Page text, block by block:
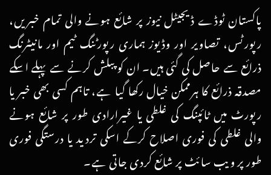
پاکستان ٹوڈے ڈیجیٹل نیوز پر شائع ہونے والی تمام خبریں،
رپورٹس، تصاویر اور وڈیوز ہماری رپورٹنگ ٹیم اور مانیٹرنگ
ذرائع سے حاصل کی گئی ہیں۔ ان کو پبلش کرنے سے پہلے اسکے
مصدقہ ذرائع کا ہرممکن خیال رکھا گیا ہے، تاہم کسی بھی خبر یا
رپورٹ میں ٹائپنگ کی غلطی یا غیرارادی طور پر شائع ہونے
والی غلطی کی فوری اصلاح کرکے اسکی تردید یا درستگی فوری
طور پر ویب سائٹ پر شائع کردی جاتی ہے۔